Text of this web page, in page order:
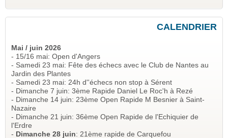
CALENDRIER
Mai / juin 2026
- 15/16 mai: Open d'Angers
- Samedi 23 mai: Fête des échecs avec le Club de Nantes au
Jardin des Plantes
- Samedi 23 mai: 24h d''échecs non stop à Sérent
- Dimanche 7 juin: 3ème Rapide Daniel Le Roc'h à Rezé
- Dimanche 14 juin: 23ème Open Rapide M Besnier à Saint-
Nazaire
- Dimanche 21 juin: 36ème Open Rapide de l'Echiquier de
l'Erdre
- Dimanche 28 juin: 21ème rapide de Carquefou